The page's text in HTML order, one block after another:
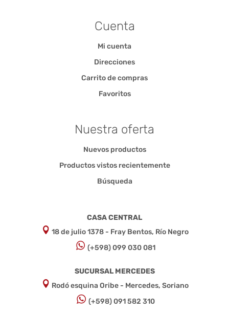
Cuenta
Mi cuenta
Direcciones
Carrito de compras
Favoritos
Nuestra oferta
Nuevos productos
Productos vistos recientemente
Búsqueda
CASA CENTRAL
18 de julio 1378 - Fray Bentos, Río Negro
(+598) 099 030 081
SUCURSAL MERCEDES
Rodó esquina Oribe - Mercedes, Soriano
(+598) 091 582 310